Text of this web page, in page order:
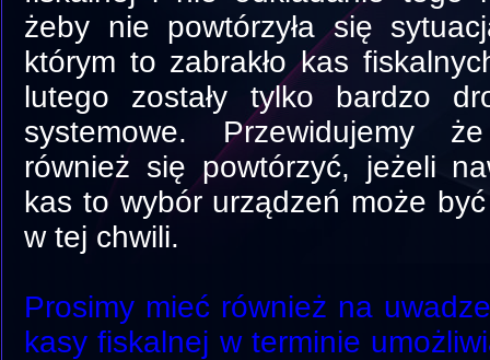
żeby nie powtórzyła się
którym to zabrakło kas
lutego zostały tylko bardzo
systemowe. Przewidujemy
również się powtórzyć, jeżeli
kas to wybór urządzeń może
w tej chwili.
Prosimy mieć również na
kasy fiskalnej w terminie